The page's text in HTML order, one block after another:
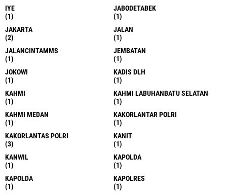
IYE
(1)
JABODETABEK
(1)
JAKARTA
(2)
JALAN
(1)
JALANCINTAMMS
(1)
JEMBATAN
(1)
JOKOWI
(1)
KADIS DLH
(1)
KAHMI
(1)
KAHMI LABUHANBATU SELATAN
(1)
KAHMI MEDAN
(1)
KAKORLANTAR POLRI
(1)
KAKORLANTAS POLRI
(3)
KANIT
(1)
KANWIL
(1)
KAPOLDA
(1)
KAPOLDA
(1)
KAPOLRES
(1)